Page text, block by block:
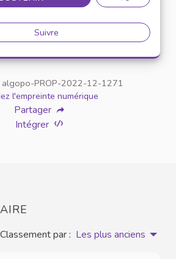
Suivre Valoriser les associations
algopo-PROP-2022-12-1271
l'empreinte numérique
Partager
Intégrer
Classement par : Les plus anciens